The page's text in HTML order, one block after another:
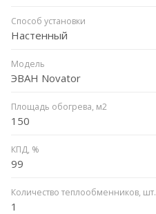
Способ установки
Настенный
Модель
ЭВАН Novator
Площадь обогрева, м2
150
КПД, %
99
Количество теплообменников, шт.
1